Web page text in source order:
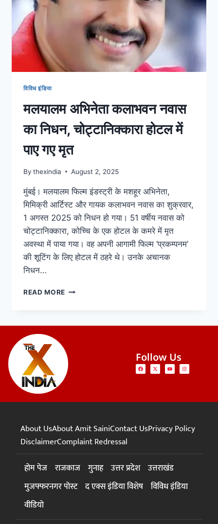
विविध इंडिया
मलयालम अभिनेता कलाभवन नवास
का निधन, चोट्टानिक्कारा होटल में
पाए गए मृत
By thexindia August 2, 2025
मुंबई। मलयालम फिल्म इंडस्ट्री के मशहूर अभिनेता,
मिमिक्री आर्टिस्ट और गायक कलाभवन नवास का शुक्रवार,
1 अगस्त 2025 को निधन हो गया। 51 वर्षीय नवास को
चोट्टानिक्कारा, कोच्चि के एक होटल के कमरे में मृत
अवस्था में पाया गया। वह अपनी आगामी फिल्म ‘प्रकम्पनम’
की शूटिंग के लिए होटल में ठहरे थे। उनके अचानक
निधन…
READ MORE
Follow Us
About UsAbout Amit SainiContact UsPrivacy Policy
DisclaimerComplaint Redressal
होम पेज राजकाज गुनाह उत्तर प्रदेश उत्तराखंड
मुजफ्फरनगर पोस्ट द एक्स इंडिया विशेष विविध इंडिया
वीडियो